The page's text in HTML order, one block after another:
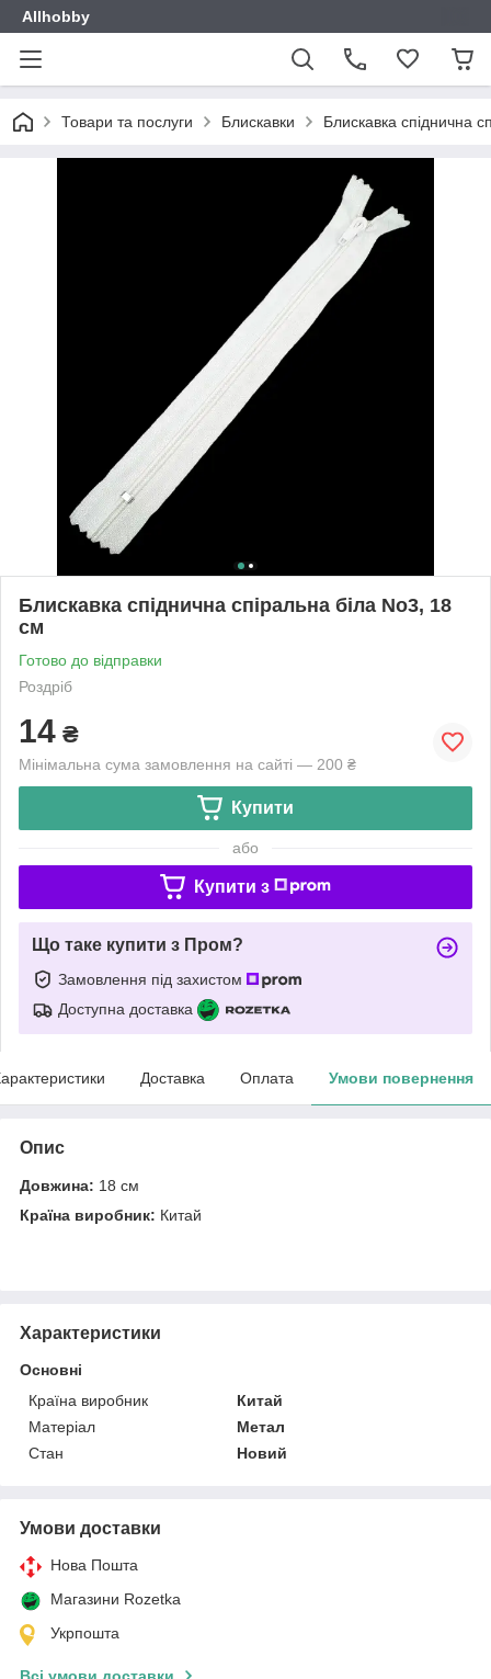
Allhobby
Товари та послуги Блискавки Блискавка спіднична
Блискавка спіднична спіральна біла No3, 18
см
Готово до відправки
Роздріб
14 ₴
Мінімальна сума замовлення на сайті — 200 ₴
Купити
або
Купити з
Що таке купити з Пром?
Замовлення під захистом
Доступна доставка
Доставка Оплата Умови повернення
Опис
Довжина: 18 см
Країна виробник: Китай
Характеристики
Основні
Країна виробник
Китай
Матеріал
Метал
Стан
Новий
Умови доставки
Нова Пошта
Магазини Rozetka
Укрпошта
Всі умови доставки